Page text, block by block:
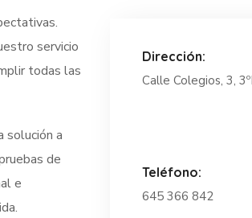
servicio
todas las
solución a
de
e
Dirección:
Calle Colegios, 3,
Teléfono:
645 366 842